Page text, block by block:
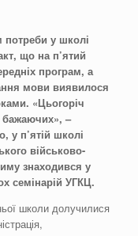
потреби у школі
що на п’ятий
програм, а
мови виявилося
«Цьогоріч
–
у п’ятій школі
військово-
знаходився у
семінарій УГКЦ.
школи долучилися